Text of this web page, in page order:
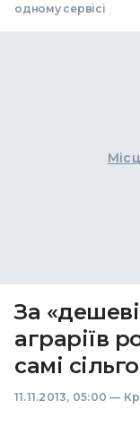
одному сервісі
За
аграріїв
самі
11.11.2013, 05:00 —